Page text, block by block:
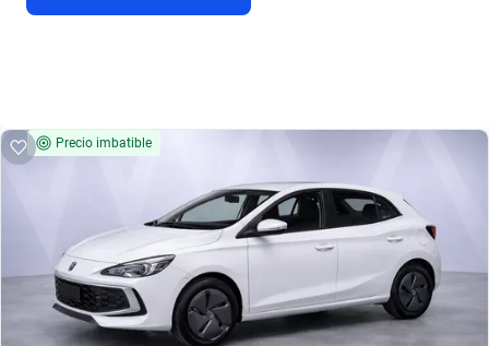
Precio imbatible